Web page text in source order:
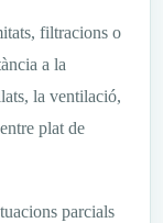
filtracions o
a la
la ventilació,
plat de
parcials